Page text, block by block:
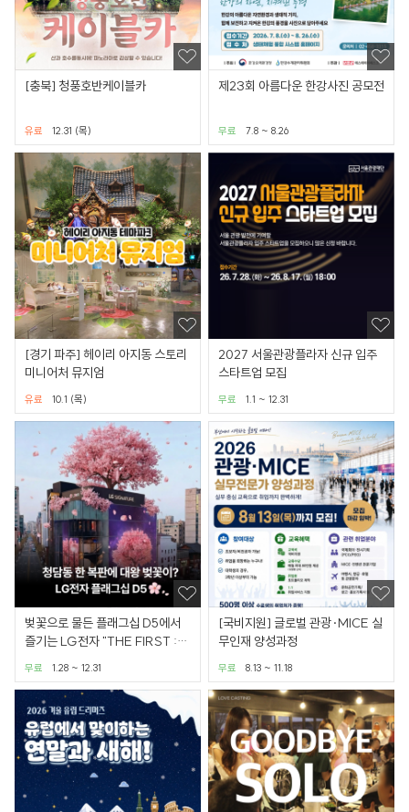
[충북] 청풍호반케이블카
12.31 (목)
유료
제23회 아름다운 한강사진 공모전
7.8 ~ 8.26
무료
[경기 파주] 헤이리 아지동 스토리
미니어처 뮤지엄
10.1 (목)
유료
2027 서울관광플라자 신규 입주
스타트업 모집
1.1 ~ 12.31
무료
벚꽃으로 물든 플래그십 D5에서
즐기는 LG전자 "THE FIRST :
1.28 ~ 12.31
무료
[국비지원] 글로벌 관광·MICE 실
무인재 양성과정
8.13 ~ 11.18
무료